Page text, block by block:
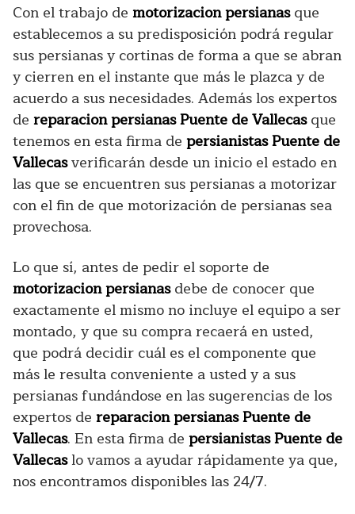
Con el trabajo de motorizacion persianasque
establecemos a su predisposición podrá regular
sus persianas y cortinas de forma a que se abran
y cierren en el instante que más le plazca y de
acuerdo a sus necesidades. Además los expertos
de reparacion persianas Puente de Vallecasque
tenemos en esta firma de persianistas Puente de
Vallecasverificarán desde un inicio el estado en
las que se encuentren sus persianas a motorizar
con el fin de que motorización de persianas sea
provechosa.
Lo que sí, antes de pedir el soporte de
motorizacion persianasdebe de conocer que
exactamente el mismo no incluye el equipo a ser
montado, y que su compra recaerá en usted,
que podrá decidir cuál es el componente que
más le resulta conveniente a usted y a sus
persianas fundándose en las sugerencias de los
expertos de reparacion persianas Puente de
Vallecas. En esta firma de persianistas Puente de
Vallecaslo vamos a ayudar rápidamente ya que,
nos encontramos disponibles las 24/7.